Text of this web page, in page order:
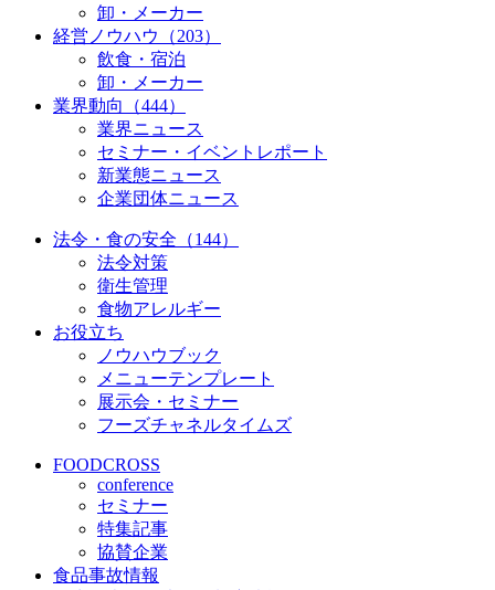
卸・メーカー
経営ノウハウ（203）
飲食・宿泊
卸・メーカー
業界動向（444）
業界ニュース
セミナー・イベントレポート
新業態ニュース
企業団体ニュース
法令・食の安全（144）
法令対策
衛生管理
食物アレルギー
お役立ち
ノウハウブック
メニューテンプレート
展示会・セミナー
フーズチャネルタイムズ
FOODCROSS
conference
セミナー
特集記事
協賛企業
食品事故情報